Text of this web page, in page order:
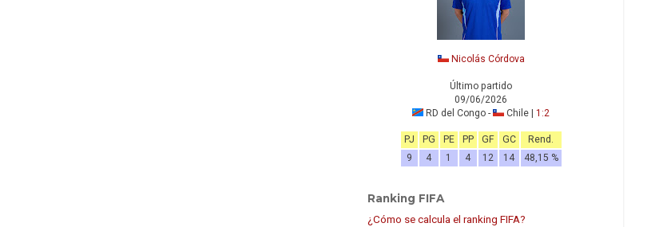
Nicolás Córdova
Último partido
09/06/2026
RD del Congo -
Chile | 1:2
PJ PG PE PP GF GC
Rend.
9
4 1 4 12 14 48,15 %
Ranking FIFA
¿Cómo se calcula el ranking FIFA?